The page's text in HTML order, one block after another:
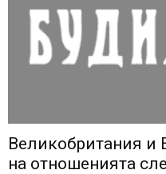
Великобритания и
на отношенията